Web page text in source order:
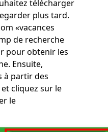
télécharger
plus tard.
«vacances
de recherche
pour obtenir les
Ensuite,
à partir des
cliquez sur le
le